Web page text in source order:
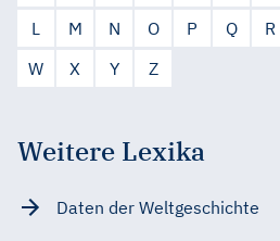
L
M N O P Q R
W
X Y Z
Weitere Lexika
Daten der Weltgeschichte